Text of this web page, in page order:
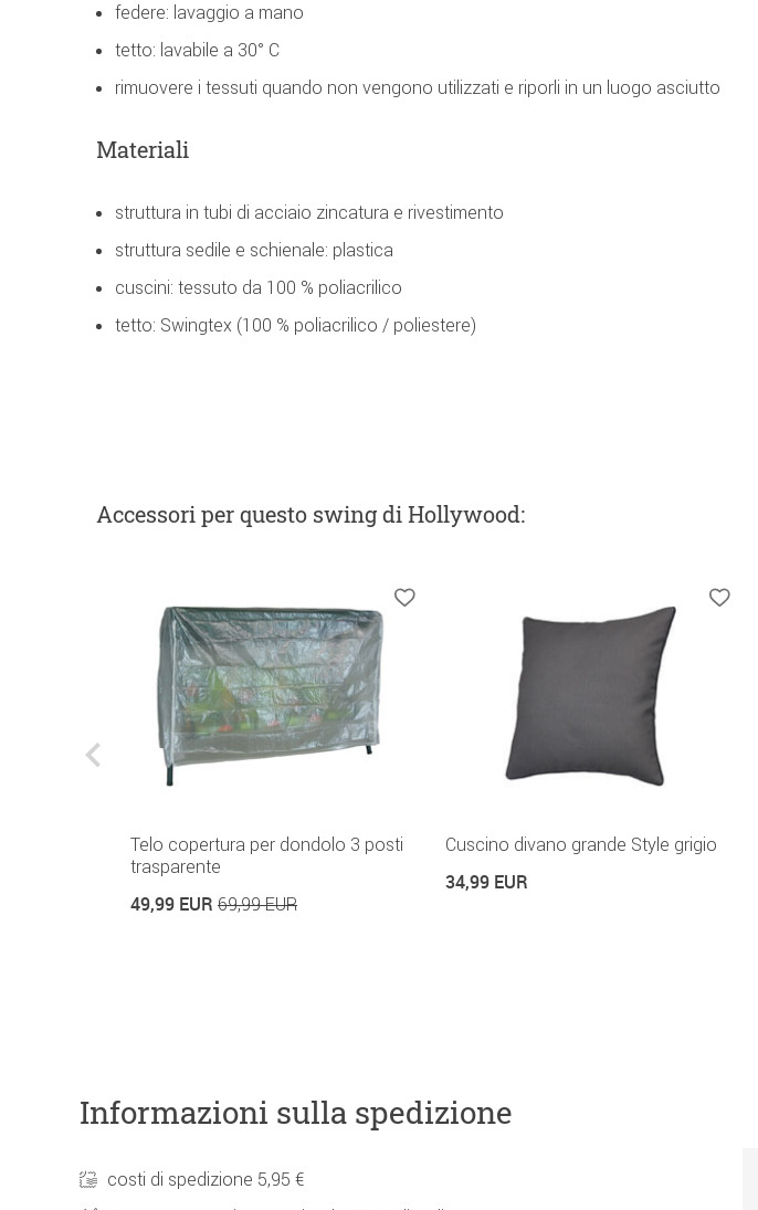
federe: lavaggio a mano
tetto: lavabile a 30° C
rimuovere i tessuti quando non vengono utilizzati e riporli in un luogo asciutto
Materiali
struttura in tubi di acciaio zincatura e rivestimento
struttura sedile e schienale: plastica
cuscini: tessuto da 100 % poliacrilico
tetto: Swingtex (100 % poliacrilico / poliestere)
Accessoriper questo swing di Hollywood:
Telo copertura per dondolo 3 posti
trasparente
49,99 EUR 69,99 EUR
Cuscino divano grande Style grigio
34,99 EUR
Informazioni sulla spedizione
costi di spedizione 5,95 €